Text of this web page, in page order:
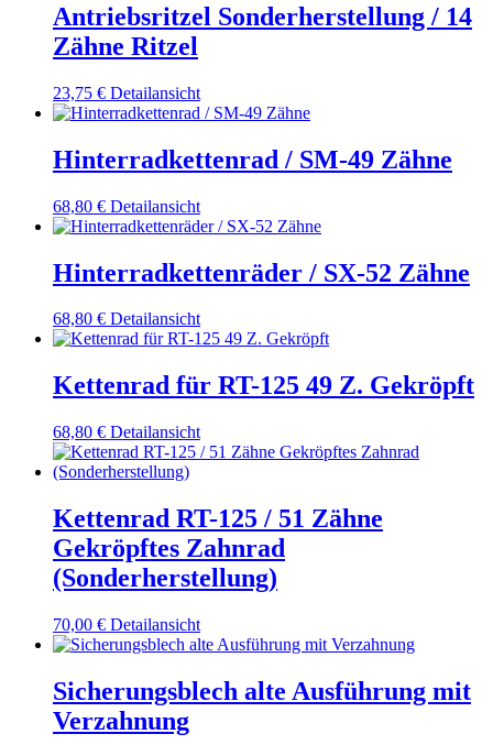
Antriebsritzel Sonderherstellung / 14
Zähne Ritzel
23,75 € Detailansicht
Hinterradkettenrad / SM-49 Zähne
68,80 € Detailansicht
Hinterradkettenräder / SX-52 Zähne
68,80 € Detailansicht
Kettenrad für RT-125 49 Z. Gekröpft
68,80 € Detailansicht
Kettenrad RT-125 / 51 Zähne
Gekröpftes Zahnrad
(Sonderherstellung)
70,00 € Detailansicht
Sicherungsblech alte Ausführung mit
Verzahnung